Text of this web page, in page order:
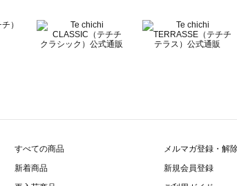
すべての商品
新着商品
メルマガ登録・解
新規会員登録